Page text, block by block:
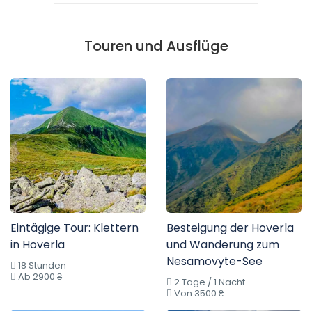
Touren und Ausflüge
Eintägige Tour: Klettern
in Hoverla
18 Stunden
Ab 2900 ₴
Besteigung der Hoverla
und Wanderung zum
Nesamovyte-See
2 Tage / 1 Nacht
Von 3500 ₴